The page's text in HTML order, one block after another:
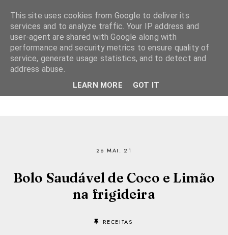
26 MAI. 21
Bolo Saudável de Coco e Limão
na frigideira
RECEITAS
This site uses cookies from Google to deliver its
services and to analyze traffic. Your IP address and
user-agent are shared with Google along with
performance and security metrics to ensure quality of
service, generate usage statistics, and to detect and
address abuse.
LEARN MORE GOT IT